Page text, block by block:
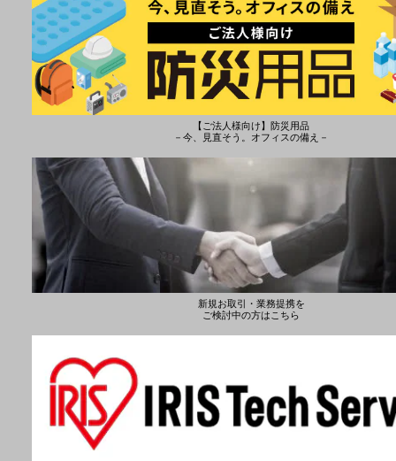
【ご法人様向け】防災用品
－今、見直そう。オフィスの備え－
新規お取引・業務提携を
ご検討中の方はこちら